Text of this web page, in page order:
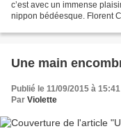
c’est avec un immense
nippon bédéesque. Florent
Une main
Publié le 11/09/2015 à 15:41
Par Violette